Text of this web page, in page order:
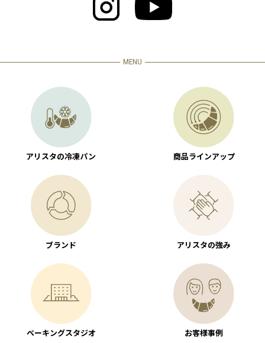
MENU
アリスタの冷凍パン 商品ラインアップ
ブランド アリスタの強み
ベーキングスタジオ お客様事例